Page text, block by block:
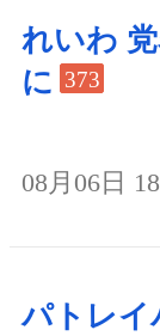
れいわ
に 373
08月06日
パトレイ